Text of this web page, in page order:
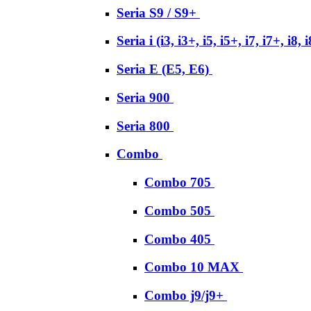
Seria S9 / S9+
Seria i (i3, i3+, i5, i5+, i7, i7+, i8,
Seria E (E5, E6)
Seria 900
Seria 800
Combo
Combo 705
Combo 505
Combo 405
Combo 10 MAX
Combo j9/j9+